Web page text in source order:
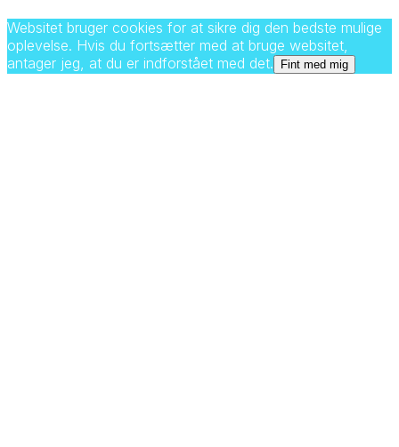
Websitet bruger cookies for at sikre dig den bedste mulige
oplevelse. Hvis du fortsætter med at bruge websitet,
antager jeg, at du er indforstået med det.
Fint med mig